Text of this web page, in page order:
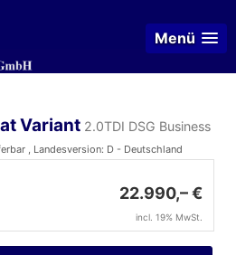
Menü
Variant 2.0TDI DSG Business
, Landesversion: D - Deutschland
22.990,– €
incl. 19% MwSt.